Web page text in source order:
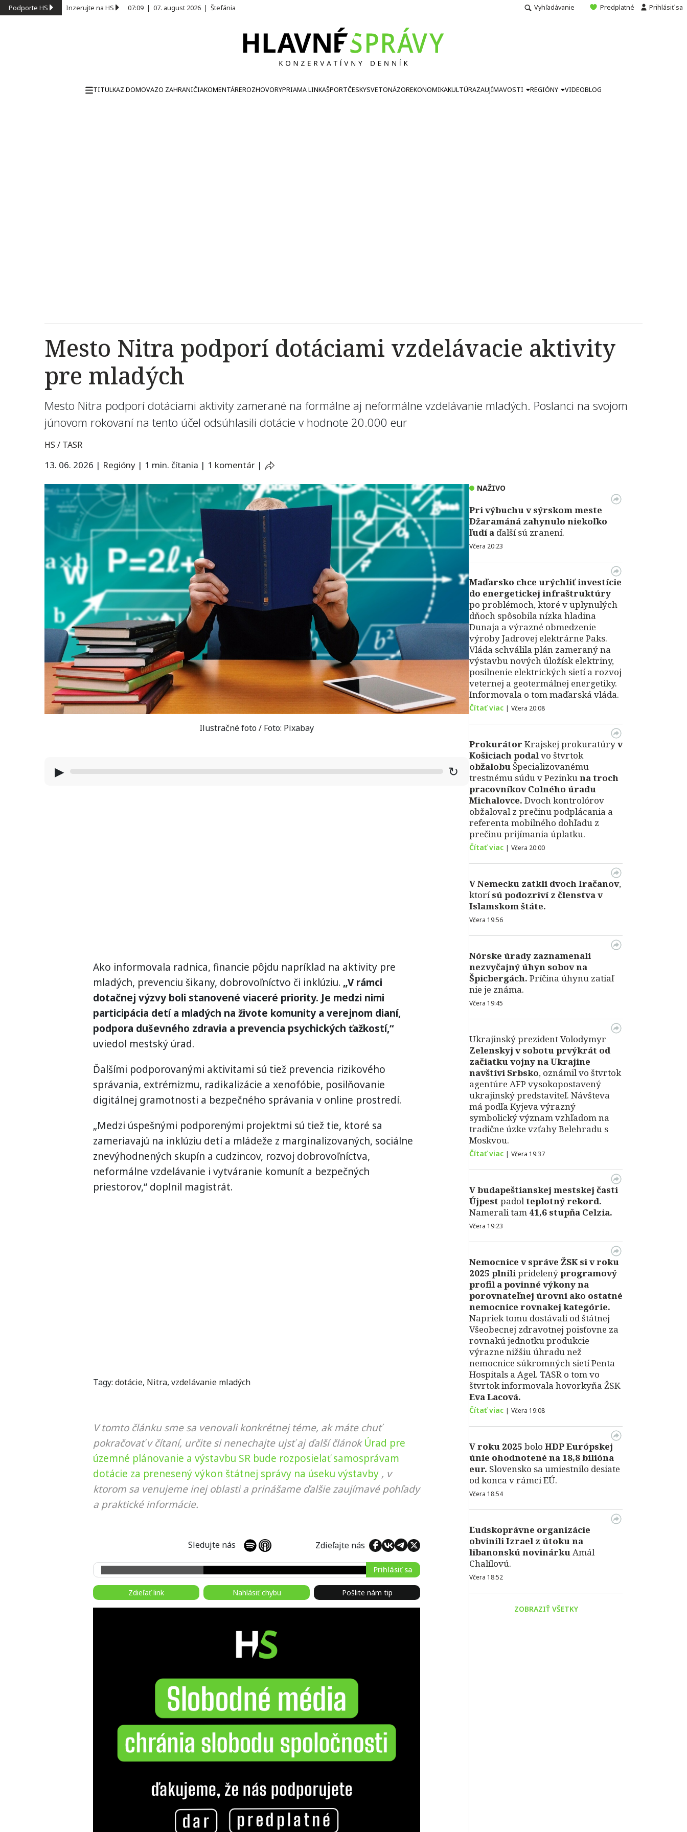
Podporte HS Inzerujte na HS 07:09 | 07. august 2026 | Štefánia Vyhľadávanie Predplatné Prihlásiť sa
TITULKAZ DOMOVAZO ZAHRANIČIAKOMENTÁREROZHOVORYPRIAMA LINKAŠPORTČESKYSVETONÁZOREKONOMIKAKULTÚRAZAUJÍMAVOSTI REGIÓNY VIDEOBLOG
Mesto Nitra podporí dotáciami vzdelávacie aktivity
pre mladých
Mesto Nitra podporí dotáciami aktivity zamerané na formálne aj neformálne vzdelávanie mladých. Poslanci na svojom
júnovom rokovaní na tento účel odsúhlasili dotácie v hodnote 20.000 eur
HS / TASR
13. 06. 2026 | Regióny | 1 min. čítania | 1 komentár |
Ilustračné foto / Foto: Pixabay
▶ ↻
Ako informovala radnica, financie pôjdu napríklad na aktivity pre
mladých, prevenciu šikany, dobrovoľníctvo či inklúziu. „V rámci
dotačnej výzvy boli stanovené viaceré priority. Je medzi nimi
participácia detí a mladých na živote komunity a verejnom dianí,
podpora duševného zdravia a prevencia psychických ťažkostí,“
uviedol mestský úrad.
Ďalšími podporovanými aktivitami sú tiež prevencia rizikového
správania, extrémizmu, radikalizácie a xenofóbie, posilňovanie
digitálnej gramotnosti a bezpečného správania v online prostredí.
„Medzi úspešnými podporenými projektmi sú tiež tie, ktoré sa
zameriavajú na inklúziu detí a mládeže z marginalizovaných, sociálne
znevýhodnených skupín a cudzincov, rozvoj dobrovoľníctva,
neformálne vzdelávanie i vytváranie komunít a bezpečných
priestorov,“ doplnil magistrát.
Tagy: dotácie, Nitra, vzdelávanie mladých
V tomto článku sme sa venovali konkrétnej téme, ak máte chuť
pokračovať v čítaní, určite si nenechajte ujsť aj ďalší článok Úrad pre
územné plánovanie a výstavbu SR bude rozposielať samosprávam
dotácie za prenesený výkon štátnej správy na úseku výstavby , v
ktorom sa venujeme inej oblasti a prinášame ďalšie zaujímavé pohľady
a praktické informácie.
Sledujte nás Zdieľajte nás
Prihlásiť sa
Zdieľať link Nahlásiť chybu Pošlite nám tip
NAŽIVO
Pri výbuchu v sýrskom meste
Džaramáná zahynulo niekoľko
ľudí a ďalší sú zranení.
Včera 20:23
Maďarsko chce urýchliť investície
do energetickej infraštruktúry
po problémoch, ktoré v uplynulých
dňoch spôsobila nízka hladina
Dunaja a výrazné obmedzenie
výroby Jadrovej elektrárne Paks.
Vláda schválila plán zameraný na
výstavbu nových úložísk elektriny,
posilnenie elektrických sietí a rozvoj
veternej a geotermálnej energetiky.
Informovala o tom maďarská vláda.
Čítať viac | Včera 20:08
Prokurátor Krajskej prokuratúryv
Košiciach podalvo štvrtok
obžalobu Špecializovanému
trestnému súdu v Pezinkuna troch
pracovníkov Colného úradu
Michalovce. Dvoch kontrolórov
obžaloval z prečinu podplácania a
referenta mobilného dohľadu z
prečinu prijímania úplatku.
Čítať viac | Včera 20:00
V Nemecku zatkli dvoch Iračanov,
ktorísú podozriví z členstva v
Islamskom štáte.
Včera 19:56
Nórske úrady zaznamenali
nezvyčajný úhyn sobov na
Špicbergách. Príčina úhynu zatiaľ
nie je známa.
Včera 19:45
Ukrajinský prezident Volodymyr
Zelenskyj v sobotu prvýkrát od
začiatku vojny na Ukrajine
navštívi Srbsko, oznámil vo štvrtok
agentúre AFP vysokopostavený
ukrajinský predstaviteľ. Návšteva
má podľa Kyjeva výrazný
symbolický význam vzhľadom na
tradične úzke vzťahy Belehradu s
Moskvou.
Čítať viac | Včera 19:37
Vbudapeštianskej mestskej časti
Újpestpadolteplotný rekord.
Namerali tam 41,6 stupňa Celzia.
Včera 19:23
Nemocnice v správe ŽSK si v roku
2025 plnilipridelenýprogramový
profil a povinné výkony na
porovnateľnej úrovni ako ostatné
nemocnice rovnakej kategórie.
Napriek tomu dostávali od štátnej
Všeobecnej zdravotnej poisťovne za
rovnakú jednotku produkcie
výrazne nižšiu úhradu než
nemocnice súkromných sietí Penta
Hospitals a Agel. TASR o tom vo
štvrtok informovala hovorkyňa ŽSK
Eva Lacová.
Čítať viac | Včera 19:08
V roku 2025 bolo HDPEurópskej
únie ohodnotené na 18,8 bilióna
eur. Slovensko sa umiestnilo desiate
od konca v rámci EÚ.
Včera 18:54
Ľudskoprávne organizácie
obvinili Izrael z útoku na
libanonskú novinárkuAmál
Chalílovú.
Včera 18:52
ZOBRAZIŤ VŠETKY